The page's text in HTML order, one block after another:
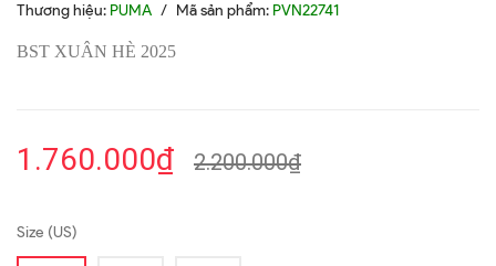
Thương hiệu: PUMA / Mã sản phẩm: PVN22741
BST XUÂN HÈ 2025
1.760.000₫ 2.200.000₫
Size (US)